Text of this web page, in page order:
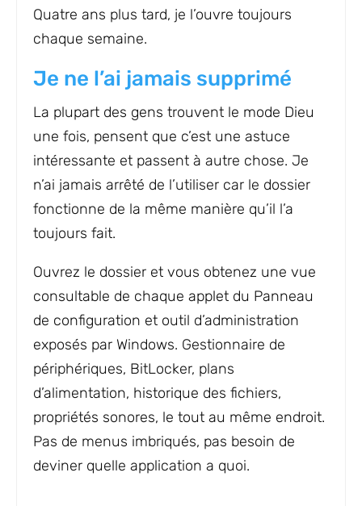
Quatre ans plus tard, je l’ouvre toujours
chaque semaine.
Je ne l’ai jamais supprimé
La plupart des gens trouvent le mode Dieu
une fois, pensent que c’est une astuce
intéressante et passent à autre chose. Je
n’ai jamais arrêté de l’utiliser car le dossier
fonctionne de la même manière qu’il l’a
toujours fait.
Ouvrez le dossier et vous obtenez une vue
consultable de chaque applet du Panneau
de configuration et outil d’administration
exposés par Windows. Gestionnaire de
périphériques, BitLocker, plans
d’alimentation, historique des fichiers,
propriétés sonores, le tout au même endroit.
Pas de menus imbriqués, pas besoin de
deviner quelle application a quoi.